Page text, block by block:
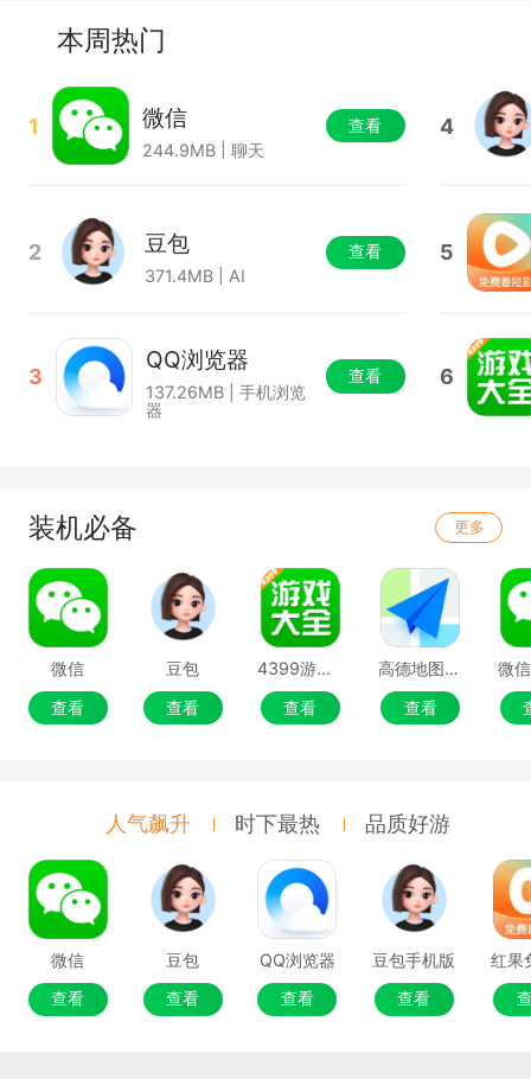
本周热门
1 微信
244.9MB | 聊天
查看
2 豆包
371.4MB | AI
查看
3
QQ浏览器
137.26MB | 手机浏览
器
查看
4
5
6
装机必备 更多
微信
查看
豆包
查看
4399游戏盒
查看
高德地图移动端
查看
微
人气飙升 时下最热 品质好游
微信
查看
豆包
查看
QQ浏览器
查看
豆包手机版
查看